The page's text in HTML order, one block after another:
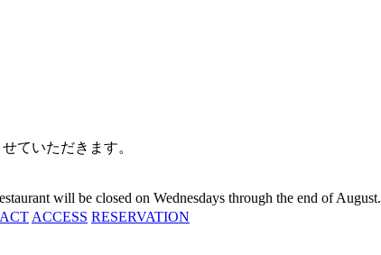
ていただきます。
will be closed on Wednesdays through the end of August.
ACCESS RESERVATION